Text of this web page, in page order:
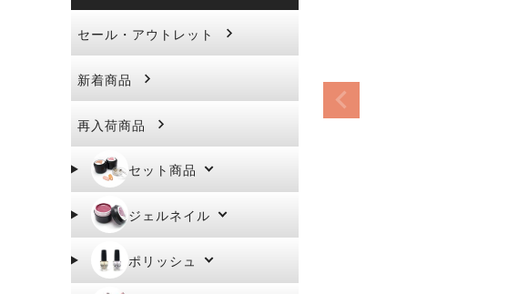
セール・アウトレット
新着商品
再入荷商品
セット商品
ジェルネイル
ポリッシュ